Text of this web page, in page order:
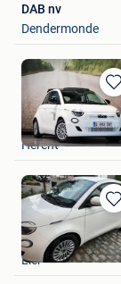
DAB nv
Dendermonde
in
Mijn
Autostad Leuven
Herent
in
Mijn
marie
Lier